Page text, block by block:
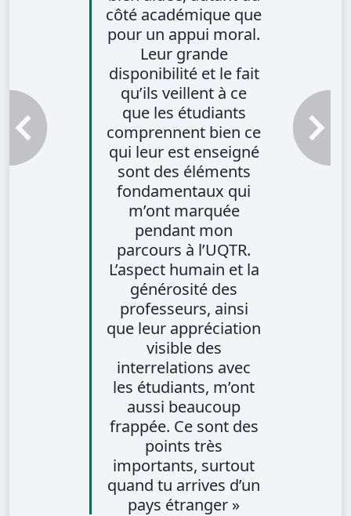
côté académique que
pour un appui moral.
Leur grande
disponibilité et le fait
qu’ils veillent à ce
que les étudiants
comprennent bien ce
qui leur est enseigné
sont des éléments
fondamentaux qui
m’ont marquée
pendant mon
parcours à l’UQTR.
L’aspect humain et la
générosité des
professeurs, ainsi
que leur appréciation
visible des
interrelations avec
les étudiants, m’ont
aussi beaucoup
frappée. Ce sont des
points très
importants, surtout
quand tu arrives d’un
pays étranger »
Témoignage précédent